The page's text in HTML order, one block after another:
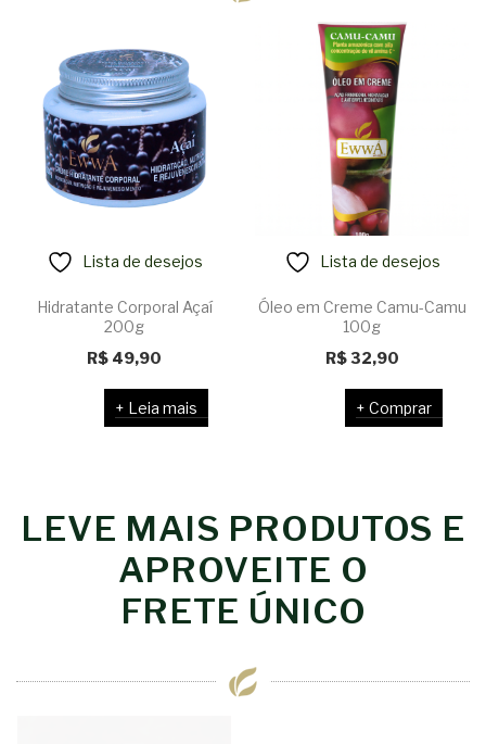
Lista de desejos
Hidratante Corporal Açaí
200g
R$ 49,90
Leia mais
Lista de desejos
Óleo em Creme Camu-Camu
100g
R$32,90
Comprar
LEVE MAIS PRODUTOS E
APROVEITE O
FRETE ÚNICO